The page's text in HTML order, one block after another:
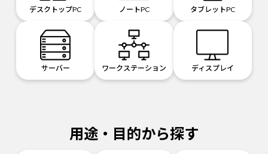
デスクトップPC ノートPC タブレットPC
サーバー ワークステーション ディスプレイ
用途・目的から探す